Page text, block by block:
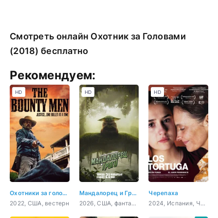
Смотреть онлайн Охотник за Головами
(2018) бесплатно
Рекомендуем:
Охотники за головами
2022, США, вестерн
HD
Мандалорец и Грогу
2026, США, фантастика, фэнтези, боевик, приключения, семейный
HD
Черепаха
2024, Испания, Чили, драма
HD